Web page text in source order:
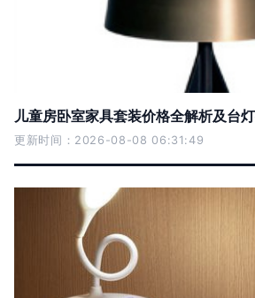
儿童房卧室家具套装价格全解析及台
更新时间：2026-08-08 06:31:49